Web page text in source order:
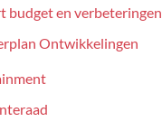
budget en verbeteringen
Ontwikkelingen